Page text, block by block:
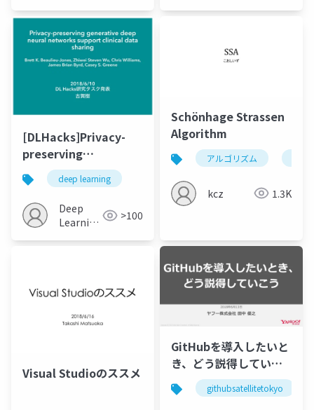
[DLHacks]Privacy-
preserving
generative deep
neural networks
support clinical data
sharing
deep learning
Deep
Learning
>100
Schönhage Strassen
Algorithm
アルゴリズム
kcz 1.3K
Visual Studioのススメ
GitHubを導入したいと
き、どう説得していこ
う
#GitHubSatelliteTokyo
githubsatellitetokyo